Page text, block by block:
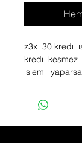
z3x 30 kredı
kredı
ıslemı